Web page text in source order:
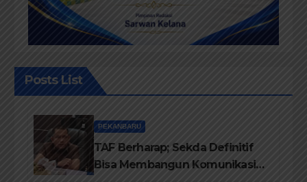
Posts List
PEKANBARU
TAF Berharap; Sekda Definitif
Bisa Membangun Komunikasi